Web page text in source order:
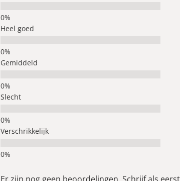
Heel goed
Gemiddeld
Slecht
Verschrikkelijk